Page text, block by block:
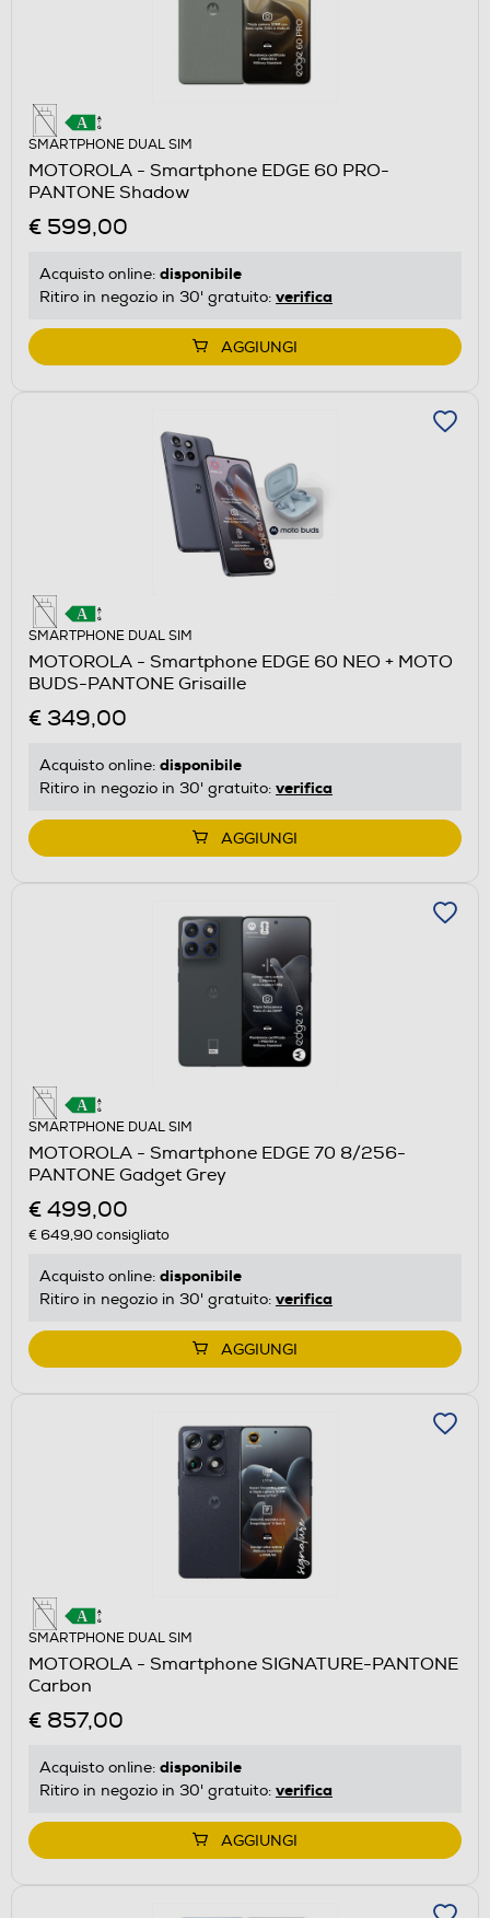
SMARTPHONE DUAL SIM
MOTOROLA - Smartphone EDGE 60 PRO-
PANTONE Shadow
€ 599,00
Acquisto online: disponibile
Ritiro in negozio in 30' gratuito: verifica
AGGIUNGI
SMARTPHONE DUAL SIM
MOTOROLA - Smartphone EDGE 60 NEO + MOTO
BUDS-PANTONE Grisaille
€ 349,00
Acquisto online: disponibile
Ritiro in negozio in 30' gratuito: verifica
AGGIUNGI
SMARTPHONE DUAL SIM
MOTOROLA - Smartphone EDGE 70 8/256-
PANTONE Gadget Grey
€ 499,00
€ 649,90consigliato
Acquisto online: disponibile
Ritiro in negozio in 30' gratuito: verifica
AGGIUNGI
SMARTPHONE DUAL SIM
MOTOROLA - Smartphone SIGNATURE-PANTONE
Carbon
€ 857,00
Acquisto online: disponibile
Ritiro in negozio in 30' gratuito: verifica
AGGIUNGI